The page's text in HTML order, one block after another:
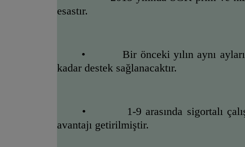
esastır.
•          Bir önceki yılın aynı
kadar destek sağlanacaktır.
•          1-9 arasında sigortalı
avantajı getirilmiştir.